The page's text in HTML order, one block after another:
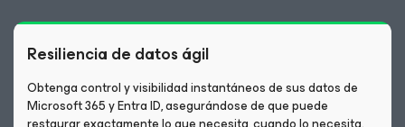
Resiliencia de datos ágil
Obtenga control y visibilidad instantáneos de sus datos de
Microsoft 365 y Entra ID, asegurándose de que puede